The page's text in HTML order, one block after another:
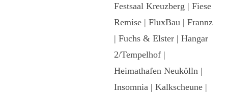
Festsaal Kreuzberg | Fiese
Remise | FluxBau | Frannz
| Fuchs & Elster | Hangar
2/Tempelhof |
Heimathafen Neukölln |
Insomnia | Kalkscheune |